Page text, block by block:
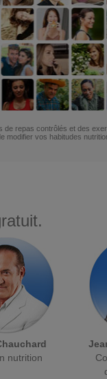
de repas contrôlés et des
vos habitudes
nutrition